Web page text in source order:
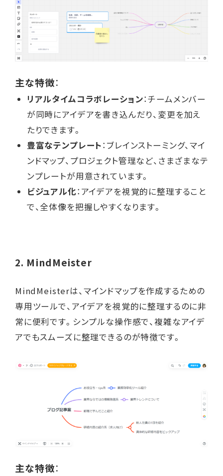
主な特徴：
リアルタイムコラボレーション：チームメンバー
が同時にアイデアを書き込んだり、変更を加え
たりできます。
豊富なテンプレート：ブレインストーミング、マイ
ンドマップ、プロジェクト管理など、さまざまなテ
ンプレートが用意されています。
ビジュアル化：アイデアを視覚的に整理すること
で、全体像を把握しやすくなります。
2. MindMeister
MindMeisterは、マインドマップを作成するための
専用ツールで、アイデアを視覚的に整理するのに非
常に便利です。シンプルな操作感で、複雑なアイデ
アでもスムーズに整理できるのが特徴です。
主な特徴：